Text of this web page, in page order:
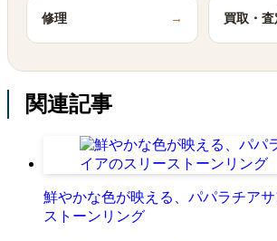
修理 → 買取・査
関連記事
鮮やかな色が映える、パパラチア
ストーンリング